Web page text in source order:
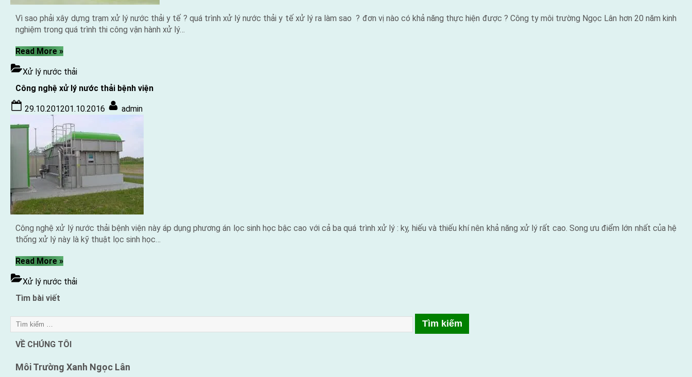
Vì sao phải xây dựng trạm xử lý nước thải y tế ? quá trình xử lý nước thải y tế xử lý ra làm sao ? đơn vị nào có khả năng thực hiện được ? Công ty môi trường Ngọc Lân hơn 20 năm kinh
nghiệm trong quá trình thi công vận hành xử lý…
Read More“Xử
nước
thải
tế”
»
Xử lý nước thải
Công nghệ xử lý nước thải bệnh viện
Posted
29.10.201201.10.2016 By
admin
Công nghệ xử lý nước thải bệnh viện này áp dụng phương án lọc sinh học bậc cao với cả ba quá trình xử lý : kỵ, hiếu và thiếu khí nên khả năng xử lý rất cao. Song ưu điểm lớn nhất của hệ
thống xử lý này là kỹ thuật lọc sinh học…
Read More“Công
xử
lý
thải
viện”
»
Xử lý nước thải
Tìm bài viết
VỀ CHÚNG TÔI
Môi Trường Xanh Ngọc Lân